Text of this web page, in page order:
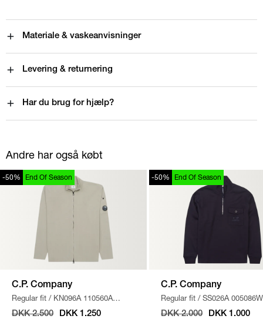
Materiale & vaskeanvisninger
Levering & returnering
Har du brug for hjælp?
Andre har også købt
-50% End Of Season
C.P. Company
Regular fit / KN096A 110560A
STRIK / SAND
DKK 2.500 DKK 1.250
-50% End Of Season
C.P. Company
Regular fit / SS026A 005086W
SWEATSHIRT
/ NAVY
DKK 2.000 DKK 1.000